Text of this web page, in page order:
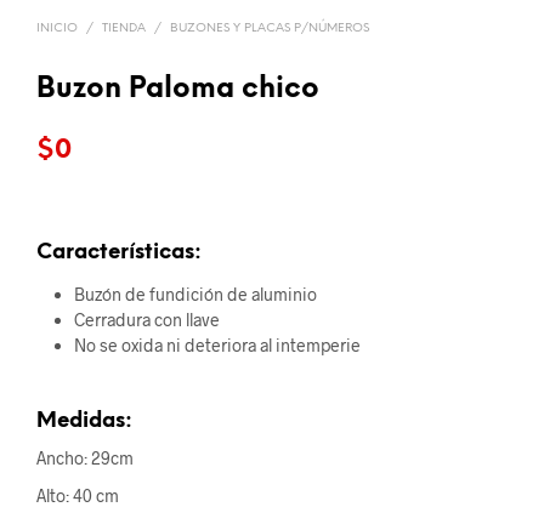
INICIO / TIENDA / BUZONES Y PLACAS P/NÚMEROS
Buzon Paloma chico
$0
Características:
Buzón de fundición de aluminio
Cerradura con llave
No se oxida ni deteriora al intemperie
Medidas:
Ancho: 29cm
Alto: 40 cm